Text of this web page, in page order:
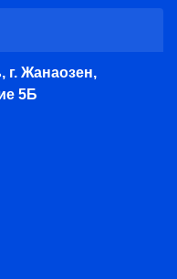
г. Жанаозен,
5Б